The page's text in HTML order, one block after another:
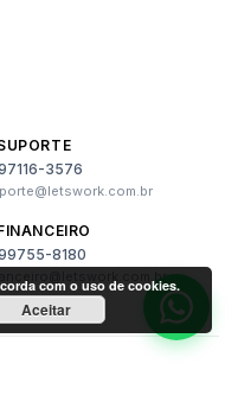
3576
99755-8180
preços e demonstração
e dúvidas
com o uso de cookies.
Aceitar